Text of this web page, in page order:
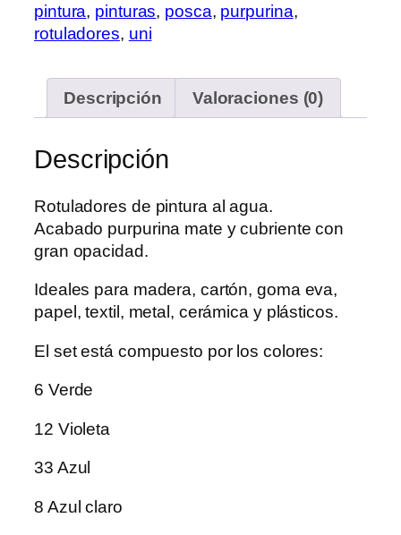
pintura, pinturas, posca, purpurina,
rotuladores, uni
Descripción Valoraciones (0)
Descripción
Rotuladores de pintura al agua.
Acabado purpurina mate y cubriente con
gran opacidad.
Ideales para madera, cartón, goma eva,
papel, textil, metal, cerámica y plásticos.
El set está compuesto por los colores:
6 Verde
12 Violeta
33 Azul
8 Azul claro